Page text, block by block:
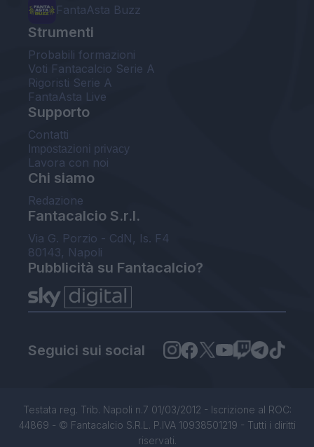
FantaAsta Buzz
Strumenti
Probabili formazioni
Voti Fantacalcio Serie A
Rigoristi Serie A
FantaAsta Live
Supporto
Contatti
Impostazioni privacy
Lavora con noi
Chi siamo
Redazione
Fantacalcio S.r.l.
Via G. Porzio - CdN, Is. F4
80143, Napoli
Pubblicità su Fantacalcio?
Seguici sui social
Testata reg. Trib. Napoli n.7 01/03/2012 - Iscrizione al ROC:
44869 - © Fantacalcio S.R.L. P.IVA 10938501219 - Tutti i diritti
riservati.